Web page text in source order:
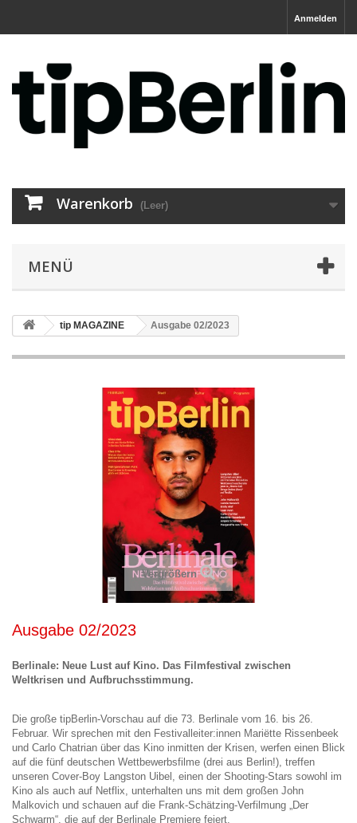
Anmelden
Warenkorb (Leer)
MENÜ
tip MAGAZINE Ausgabe 02/2023
Vergrößern
Ausgabe 02/2023
Berlinale: Neue Lust auf Kino. Das Filmfestival zwischen
Weltkrisen und Aufbruchsstimmung.
Die große tipBerlin-Vorschau auf die 73. Berlinale vom 16. bis 26.
Februar. Wir sprechen mit den Festivalleiter:innen Mariëtte Rissenbeek
und Carlo Chatrian über das Kino inmitten der Krisen, werfen einen Blick
auf die fünf deutschen Wettbewerbsfilme (drei aus Berlin!), treffen
unseren Cover-Boy Langston Uibel, einen der Shooting-Stars sowohl im
Kino als auch auf Netflix, unterhalten uns mit dem großen John
Malkovich und schauen auf die Frank-Schätzing-Verfilmung „Der
Schwarm“, die auf der Berlinale Premiere feiert.